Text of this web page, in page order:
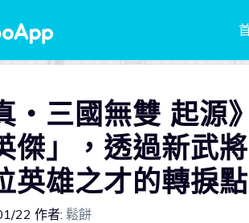
・三國無雙 起
傑」，透過新武
英雄之才的轉捩點
22 作者: 鬆餅